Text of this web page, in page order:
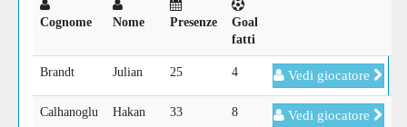
Cognome Nome Presenze
Goal
fatti
Brandt Julian 25 4 Vedi giocatore
Calhanoglu Hakan 33 8 Vedi giocatore